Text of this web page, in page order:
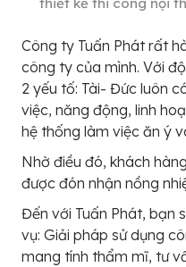
Công ty Tuấn Phát rất
công ty của mình. Với
2 yếu tố: Tài- Đức luôn
việc, năng động, linh
hệ thống làm việc ăn ý
Nhờ điều đó, khách
được đón nhận nồng
Đến với Tuấn Phát, bạn
vụ: Giải pháp sử dụng
mang tính thẩm mĩ, tư